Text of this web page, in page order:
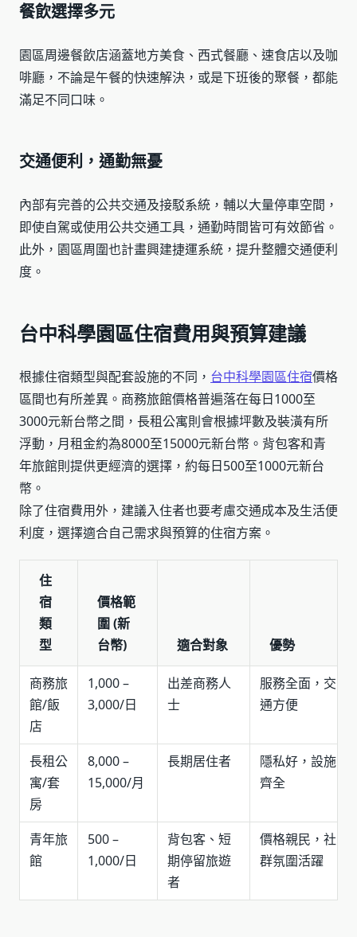
餐飲選擇多元
園區周邊餐飲店涵蓋地方美食、西式餐廳、速食店以及咖
啡廳，不論是午餐的快速解決，或是下班後的聚餐，都能
滿足不同口味。
交通便利，通勤無憂
內部有完善的公共交通及接駁系統，輔以大量停車空間，
即使自駕或使用公共交通工具，通勤時間皆可有效節省。
此外，園區周圍也計畫興建捷運系統，提升整體交通便利
度。
台中科學園區住宿費用與預算建議
根據住宿類型與配套設施的不同， 台中科學園區住宿價格
區間也有所差異。商務旅館價格普遍落在每日1000至
3000元新台幣之間，長租公寓則會根據坪數及裝潢有所
浮動，月租金約為8000至15000元新台幣。背包客和青
年旅館則提供更經濟的選擇，約每日500至1000元新台
幣。
除了住宿費用外，建議入住者也要考慮交通成本及生活便
利度，選擇適合自己需求與預算的住宿方案。
住
宿
類
型
價格範
圍 (新
台幣)
適合對象 優勢
商務旅
館/飯
店
1,000 –
3,000/日
出差商務人
士
服務全面，交
通方便
長租公
寓/套
房
8,000 –
15,000/月
長期居住者
隱私好，設施
齊全
青年旅
館
500 –
1,000/日
背包客、短
期停留旅遊
者
價格親民，社
群氛圍活躍